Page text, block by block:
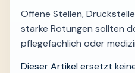
Offene Stellen,
starke Rötungen sollten
pflegefachlich oder
Dieser Artikel ersetzt